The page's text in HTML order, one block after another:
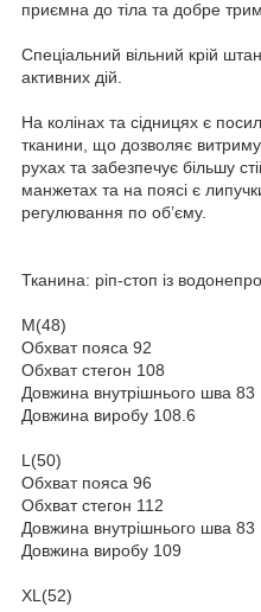
приємна до тіла та добре
Спеціальний вільний крій
активних дій.
На колінах та сідницях є
тканини, що дозволяє
рухах та забезпечує більшу
манжетах та на поясі є
регулювання по об’єму.
Тканина: ріп-стоп із
M(48)
Обхват пояса 92
Обхват стегон 108
Довжина внутрішнього шва 83
Довжина виробу 108.6
L(50)
Обхват пояса 96
Обхват стегон 112
Довжина внутрішнього шва 83
Довжина виробу 109
XL(52)